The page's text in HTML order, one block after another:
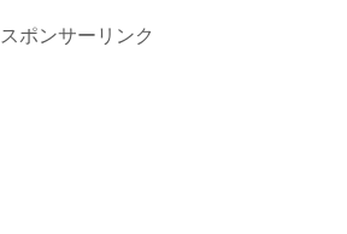
スポンサーリンク